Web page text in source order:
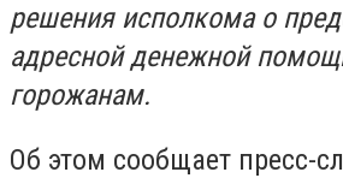
решения исполкома о
адресной денежной
горожанам.
Об этом сообщает пресс-